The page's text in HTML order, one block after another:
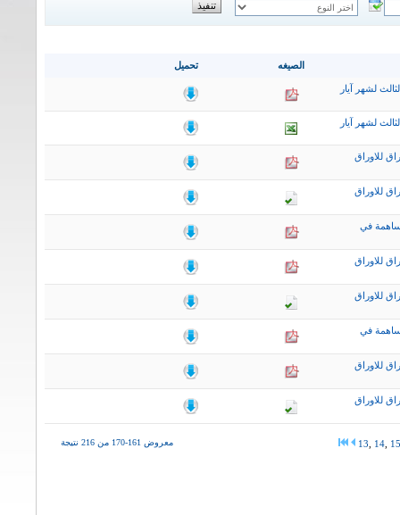
تحميل الصيغه
لشهر آيار
لشهر آيار
للاوراق
للاوراق
في
للاوراق
للاوراق
في
للاوراق
للاوراق
معروض 161-170 من 216 نتيجة 13 14 15